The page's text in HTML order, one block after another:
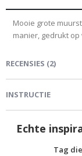
Mooie grote
manier, gedrukt
RECENSIES (2)
INSTRUCTIE
Echte
Tag